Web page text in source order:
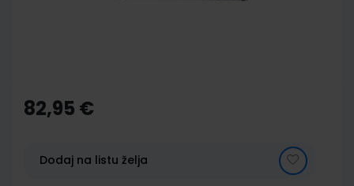
the
beginning
gallery
82,95 €
Dodaj na listu želja